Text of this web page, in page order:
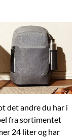
det andre du har i
fra sortimentet
24 liter og har